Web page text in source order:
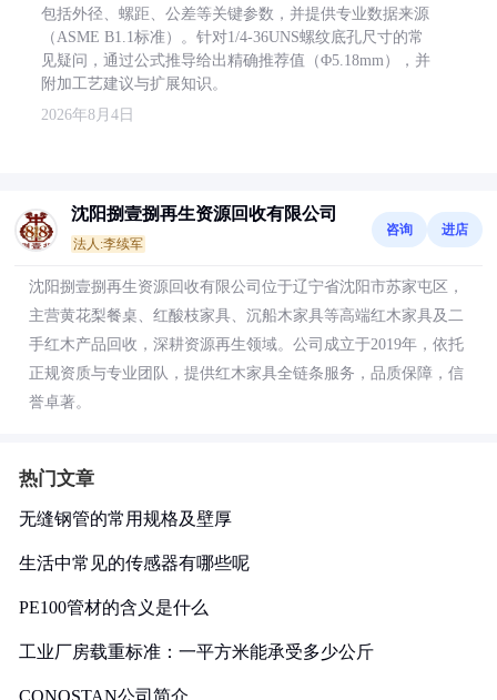
包括外径、螺距、公差等关键参数，并提供专业数据来源
（ASME B1.1标准）。针对1/4-36UNS螺纹底孔尺寸的常
见疑问，通过公式推导给出精确推荐值（Φ5.18mm），并
附加工艺建议与扩展知识。
2026年8月4日
沈阳捌壹捌再生资源回收有限公司
法人:李续军
咨询 进店
沈阳捌壹捌再生资源回收有限公司位于辽宁省沈阳市苏家屯区，
主营黄花梨餐桌、红酸枝家具、沉船木家具等高端红木家具及二
手红木产品回收，深耕资源再生领域。公司成立于2019年，依托
正规资质与专业团队，提供红木家具全链条服务，品质保障，信
誉卓著。
热门文章
无缝钢管的常用规格及壁厚
生活中常见的传感器有哪些呢
PE100管材的含义是什么
工业厂房载重标准：一平方米能承受多少公斤
CONOSTAN公司简介